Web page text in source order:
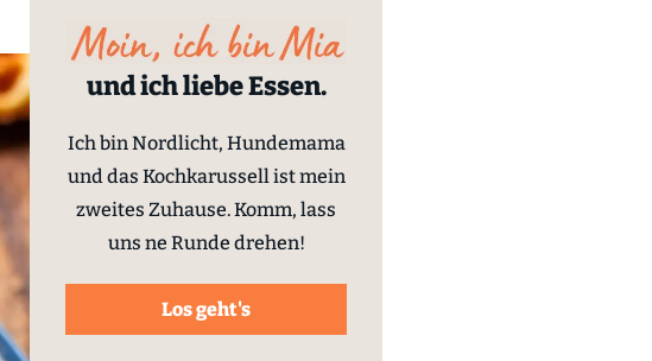
und ich liebe Essen.
Ich bin Nordlicht, Hundemama
und das Kochkarussell ist mein
zweites Zuhause. Komm, lass
uns ne Runde drehen!
Los geht's